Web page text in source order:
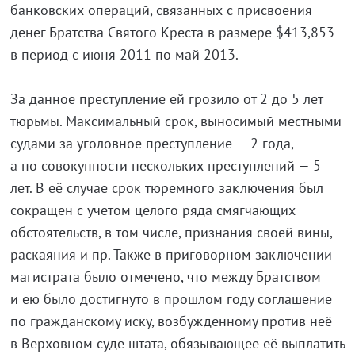
банковских операций, связанных с присвоения
денег Братства Святого Креста в размере $413,853
в период с июня 2011 по май 2013.
За данное преступление ей грозило от 2 до 5 лет
тюрьмы. Максимальный срок, выносимый местными
судами за уголовное преступление — 2 года,
а по совокупности нескольких преступлений — 5
лет. В её случае срок тюремного заключения был
сокращен с учетом целого ряда смягчающих
обстоятельств, в том числе, признания своей вины,
раскаяния и пр. Также в приговорном заключении
магистрата было отмечено, что между Братством
и ею было достигнуто в прошлом году соглашение
по гражданскому иску, возбужденному против неё
в Верховном суде штата, обязывающее её выплатить